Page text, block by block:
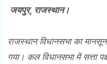
जयपुर, राजस्थान।
राजस्थान विधानसभा का
गया। कल विधानसभा में सत्ता